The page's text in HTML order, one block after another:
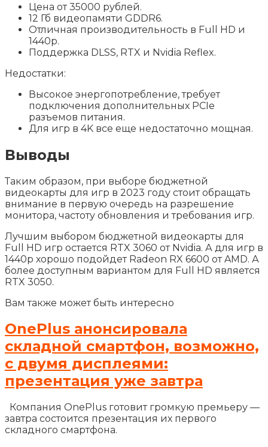
Цена от 35000 рублей.
12 Гб видеопамяти GDDR6.
Отличная производительность в Full HD и
1440p.
Поддержка DLSS, RTX и Nvidia Reflex.
Недостатки:
Высокое энергопотребление, требует
подключения дополнительных PCIe
разъемов питания.
Для игр в 4K все еще недостаточно мощная.
Выводы
Таким образом, при выборе бюджетной
видеокарты для игр в 2023 году стоит обращать
внимание в первую очередь на разрешение
монитора, частоту обновления и требования игр.
Лучшим выбором бюджетной видеокарты для
Full HD игр остается RTX 3060 от Nvidia. А для игр в
1440p хорошо подойдет Radeon RX 6600 от AMD. А
более доступным вариантом для Full HD является
RTX 3050.
Вам также может быть интересно
OnePlus анонсировала
складной смартфон, возможно,
с двумя дисплеями:
презентация уже завтра
Компания OnePlus готовит громкую премьеру —
завтра состоится презентация их первого
складного смартфона.